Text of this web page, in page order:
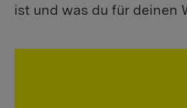
ist und was du für deinen